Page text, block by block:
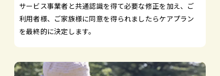
サービス事業者と共通認識を得て必要な修正を加え、ご
利用者様、ご家族様に同意を得られましたらケアプラン
を最終的に決定します。